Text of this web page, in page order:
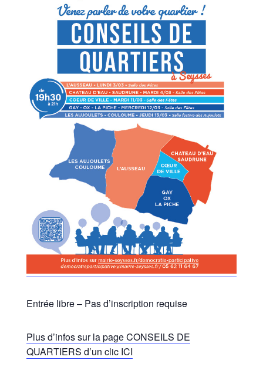
Entrée libre – Pas d’inscription requise
Plus d’infos sur la page CONSEILS DE
QUARTIERS d’un clic ICI